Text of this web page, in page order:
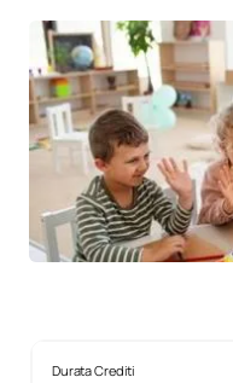
Durata Crediti